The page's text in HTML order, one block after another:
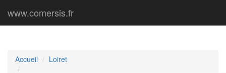
www.comersis.fr
Accueil Loiret